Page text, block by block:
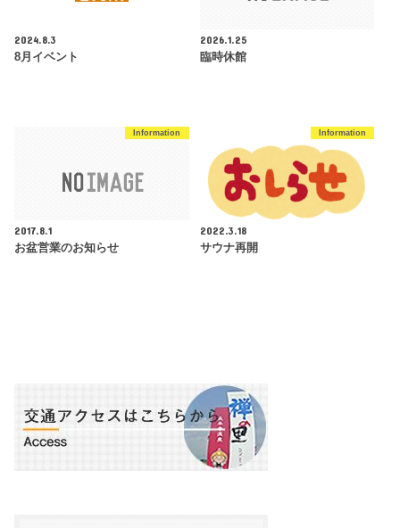
2024.8.3
8月イベント
2026.1.25
臨時休館
Information
2017.8.1
お盆営業のお知らせ
Information
2022.3.18
サウナ再開